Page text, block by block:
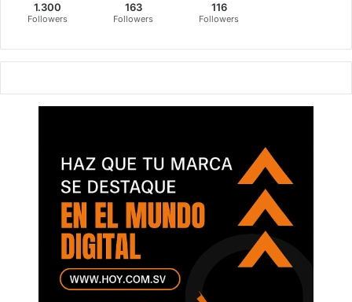
1.300
Followers
163
Followers
116
Followers